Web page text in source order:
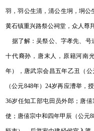
羽，羽公生清，清公生坰，坰
黄石镇重兴路祭公祠堂，众人尊
据了解：吴祭公、字孝先、号
十代裔孙，唐末人，原籍河南
年），唐武宗会昌五年乙丑（
（公元848年）24岁再应漕举，
36岁任知工部屯田员外郎；唐
使；唐僖宗中和四年甲辰（公元